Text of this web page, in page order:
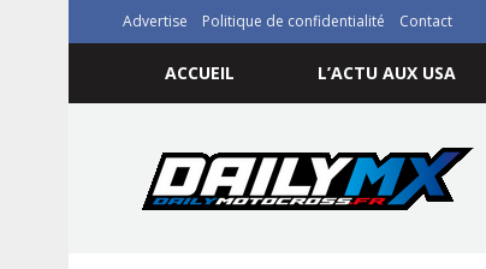
Advertise Politique de confidentialité Contact
ACCUEIL L’ACTU AUX USA